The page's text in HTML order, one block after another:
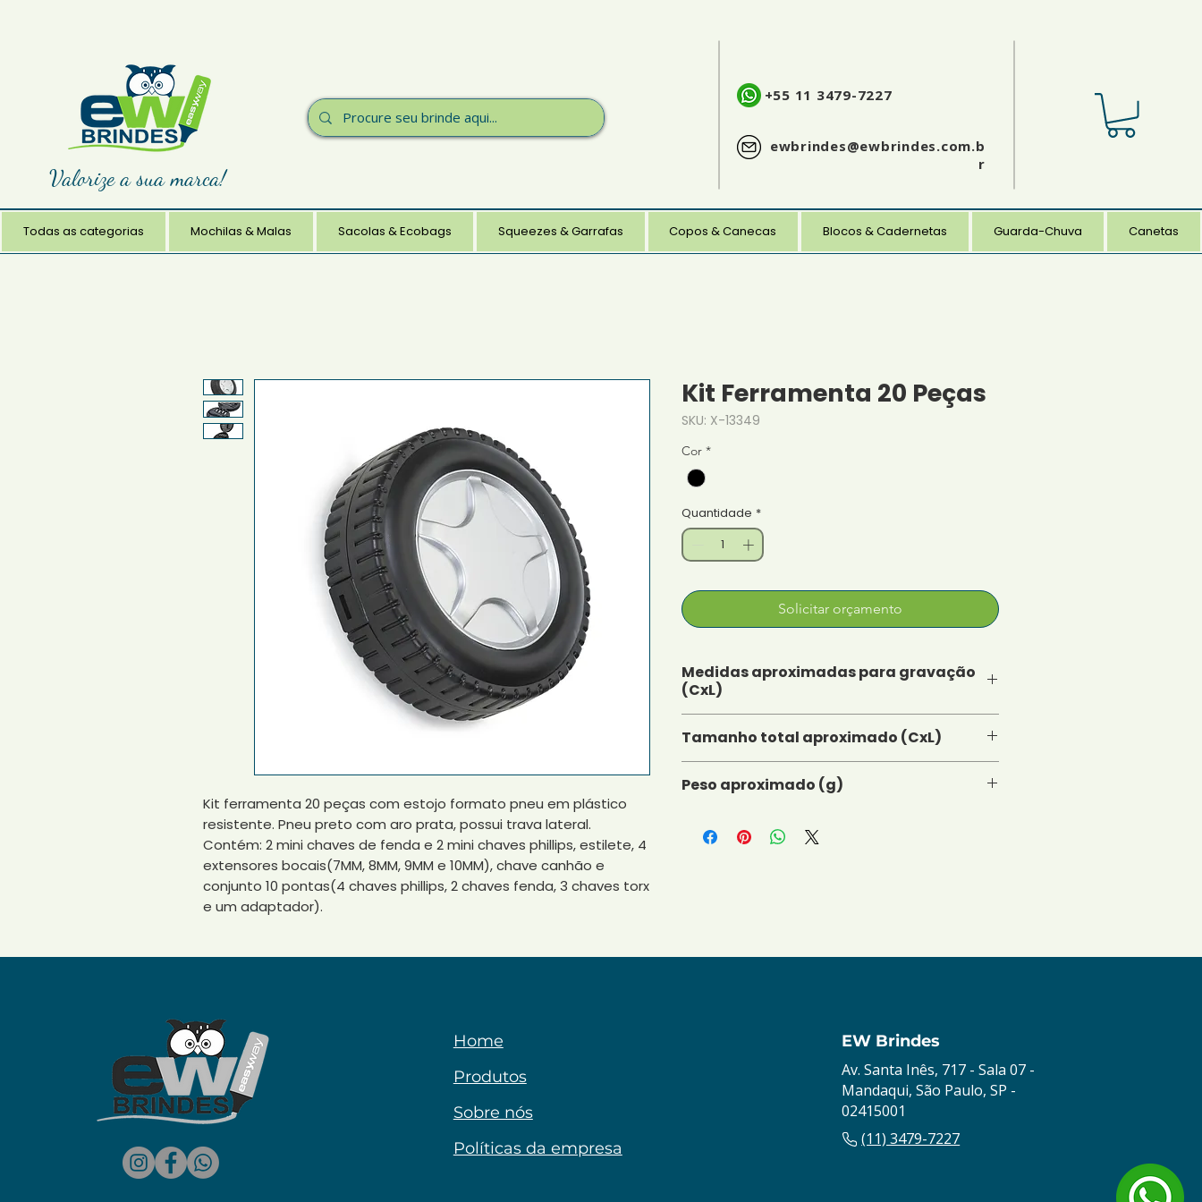
Valorize a sua marca!
+55 11 3479-7227
ewbrindes@ewbrindes.com.b
r
Todas as categorias Mochilas & Malas Sacolas & Ecobags Squeezes & Garrafas Copos & Canecas Blocos & Cadernetas Guarda-Chuva Canetas
Kit ferramenta 20 peças com estojo formato pneu em plástico
resistente. Pneu preto com aro prata, possui trava lateral.
Contém: 2 mini chaves de fenda e 2 mini chaves phillips, estilete, 4
extensores bocais(7MM, 8MM, 9MM e 10MM), chave canhão e
conjunto 10 pontas(4 chaves phillips, 2 chaves fenda, 3 chaves torx
e um adaptador).
Kit Ferramenta 20 Peças
SKU: X-13349
Cor *
Quantidade *
Solicitar orçamento
Medidas aproximadas para gravação
(CxL)
Tamanho total aproximado (CxL)
Peso aproximado (g)
Home
Produtos
Sobre nós
Políticas da empresa
EW Brindes
Av. Santa Inês, 717 - Sala 07 -
Mandaqui, São Paulo, SP -
02415001
(11) 3479-7227